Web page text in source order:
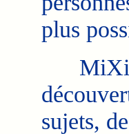
plus
sujets,